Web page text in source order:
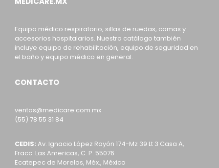
Equipo médico respiratorio, sillas de ruedas, camas y
accesorios hospitalarios. Nuestro catálogo también
incluye equipo de rehabilitación, equipo de seguridad en
el baño y equipo médico en general.
CONTACTO
ventas@medicare.com.mx
(55) 78 55 31 84
CEDIS: Av. Ignacio López Rayón 174-Mz 39 Lt 3 Casa A,
Fracc. Las Americas, C. P. 55076
Ecatepec de Morelos, Méx., México